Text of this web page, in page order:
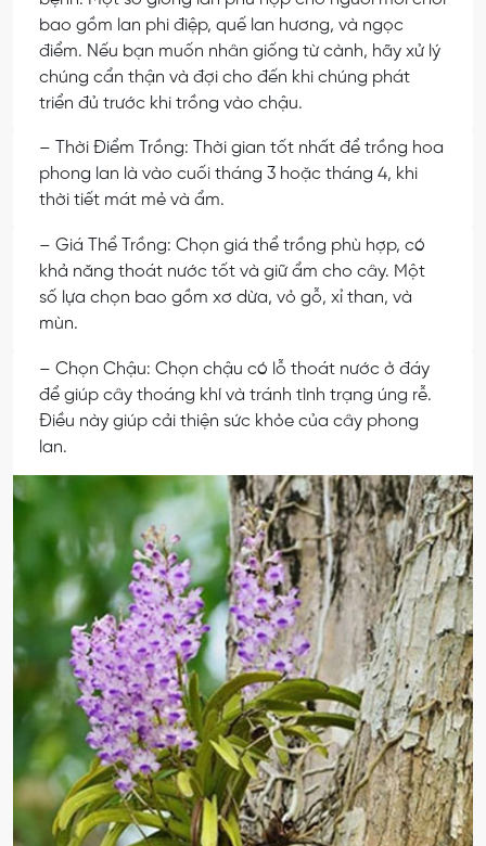
bao gồm lan phi điệp, quế lan hương, và ngọc
điểm. Nếu bạn muốn nhân giống từ cành, hãy xử lý
chúng cẩn thận và đợi cho đến khi chúng phát
triển đủ trước khi trồng vào chậu.
– Thời Điểm Trồng: Thời gian tốt nhất để trồng hoa
phong lan là vào cuối tháng 3 hoặc tháng 4, khi
thời tiết mát mẻ và ẩm.
– Giá Thể Trồng: Chọn giá thể trồng phù hợp, có
khả năng thoát nước tốt và giữ ẩm cho cây. Một
số lựa chọn bao gồm xơ dừa, vỏ gỗ, xỉ than, và
mùn.
– Chọn Chậu: Chọn chậu có lỗ thoát nước ở đáy
để giúp cây thoáng khí và tránh tình trạng úng rễ.
Điều này giúp cải thiện sức khỏe của cây phong
lan.